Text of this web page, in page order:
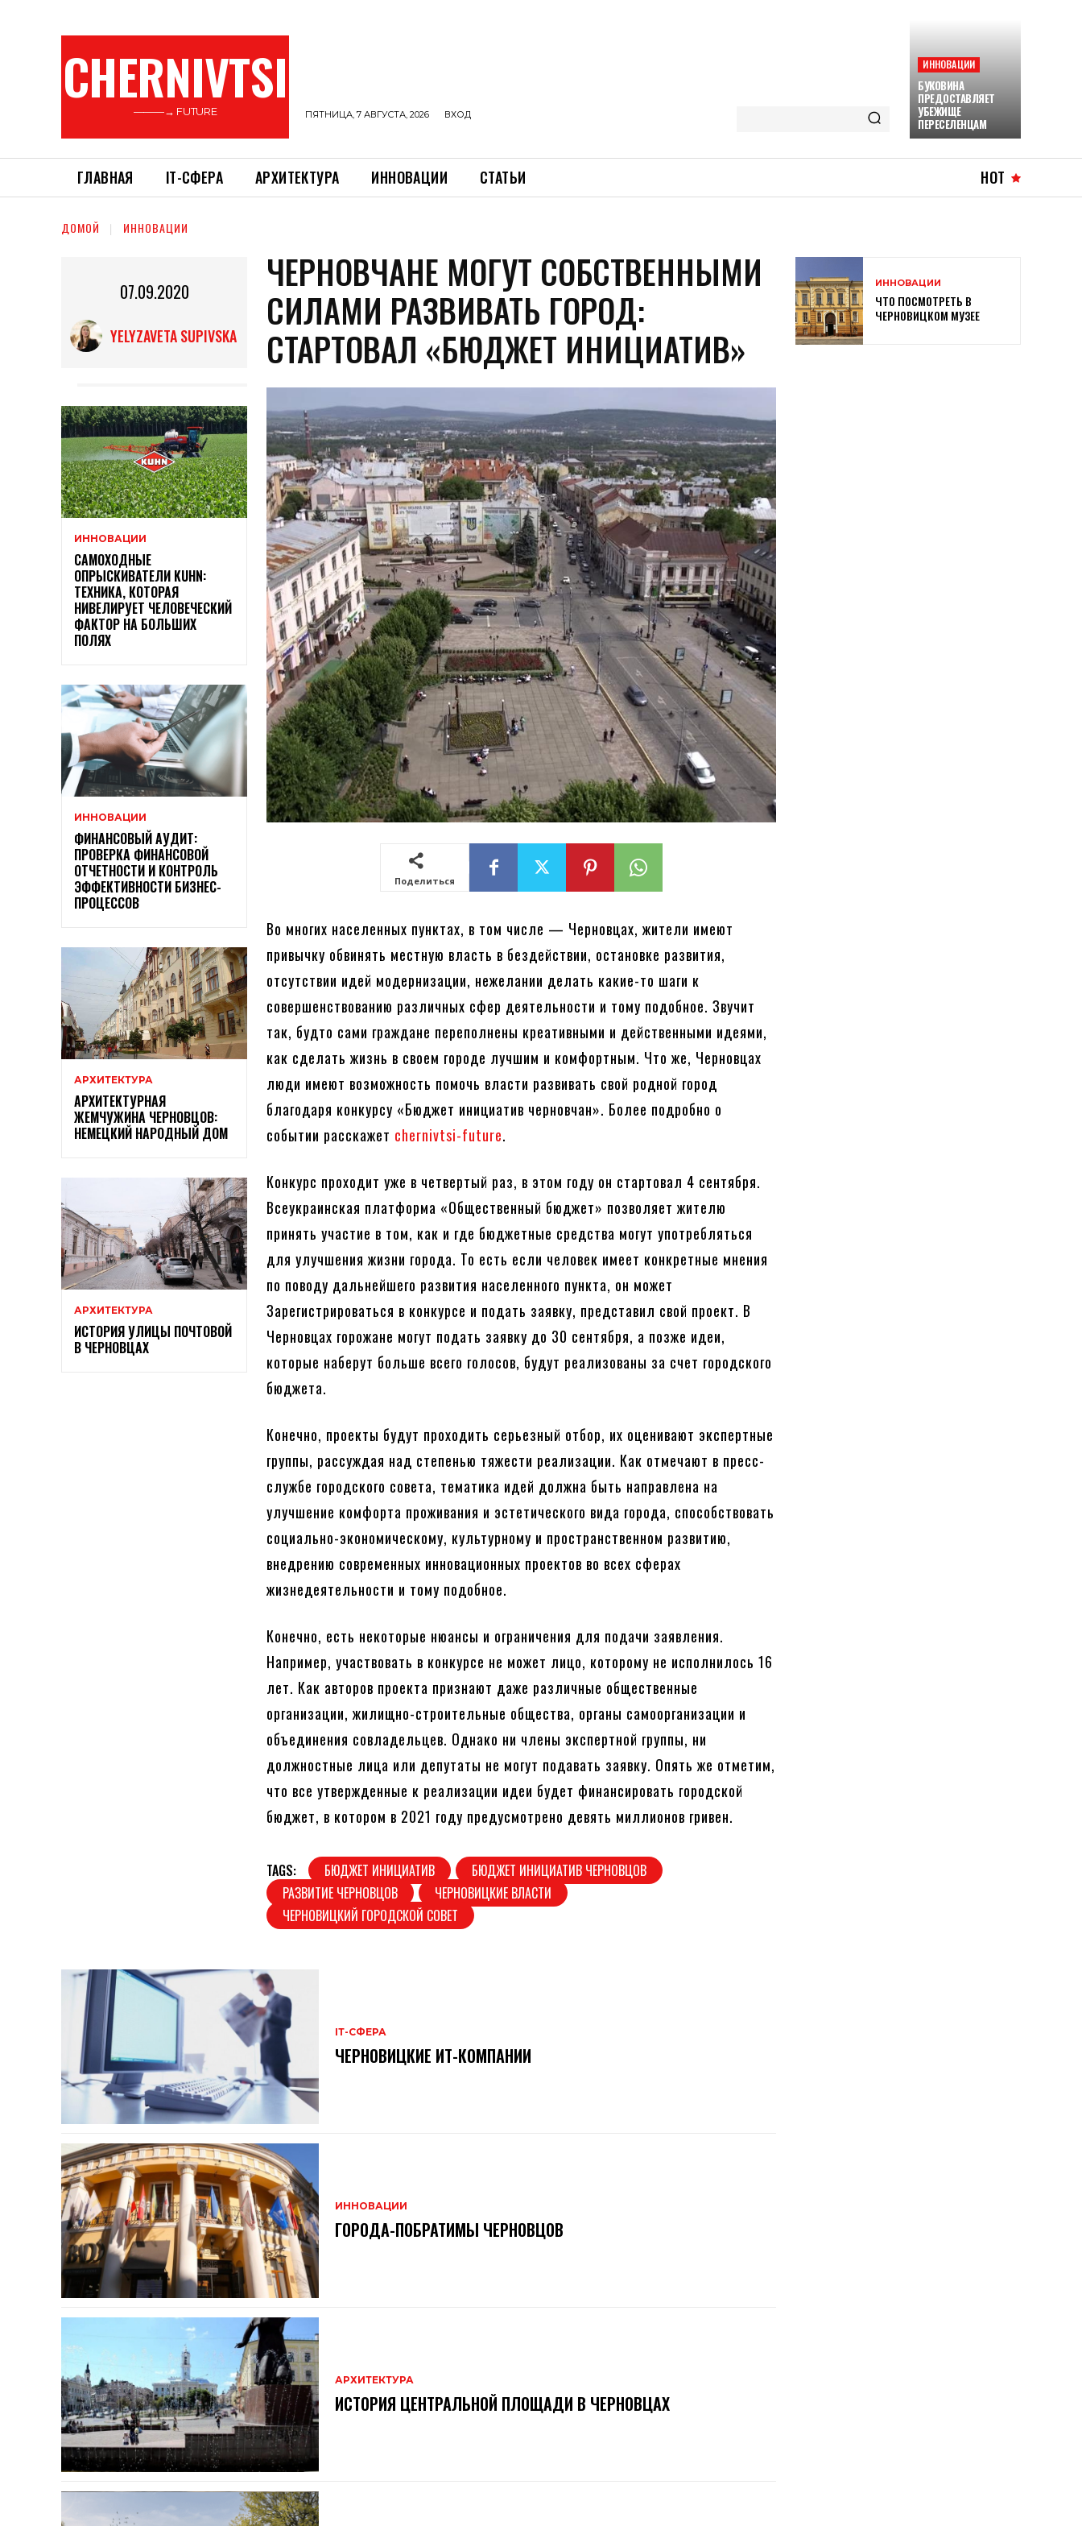
CHERNIVTSI
———→ FUTURE ПЯТНИЦА, 7 АВГУСТА, 2026 ВХОД
ИННОВАЦИИ
БУКОВИНА
ПРЕДОСТАВЛЯЕТ
УБЕЖИЩЕ
ПЕРЕСЕЛЕНЦАМ
ГЛАВНАЯ ІТ-СФЕРА АРХИТЕКТУРА ИННОВАЦИИ СТАТЬИ HOT
ДОМОЙ ИННОВАЦИИ
07.09.2020
YELYZAVETA SUPIVSKA
ИННОВАЦИИ
САМОХОДНЫЕ
ОПРЫСКИВАТЕЛИ KUHN:
ТЕХНИКА, КОТОРАЯ
НИВЕЛИРУЕТ ЧЕЛОВЕЧЕСКИЙ
ФАКТОР НА БОЛЬШИХ
ПОЛЯХ
ИННОВАЦИИ
ФИНАНСОВЫЙ АУДИТ:
ПРОВЕРКА ФИНАНСОВОЙ
ОТЧЕТНОСТИ И КОНТРОЛЬ
ЭФФЕКТИВНОСТИ БИЗНЕС-
ПРОЦЕССОВ
АРХИТЕКТУРА
АРХИТЕКТУРНАЯ
ЖЕМЧУЖИНА ЧЕРНОВЦОВ:
НЕМЕЦКИЙ НАРОДНЫЙ ДОМ
АРХИТЕКТУРА
ИСТОРИЯ УЛИЦЫ ПОЧТОВОЙ
В ЧЕРНОВЦАХ
ЧЕРНОВЧАНЕ МОГУТ СОБСТВЕННЫМИ
СИЛАМИ РАЗВИВАТЬ ГОРОД:
СТАРТОВАЛ «БЮДЖЕТ ИНИЦИАТИВ»
Поделиться
Во многих населенных пунктах, в том числе — Черновцах, жители имеют
привычку обвинять местную власть в бездействии, остановке развития,
отсутствии идей модернизации, нежелании делать какие-то шаги к
совершенствованию различных сфер деятельности и тому подобное. Звучит
так, будто сами граждане переполнены креативными и действенными идеями,
как сделать жизнь в своем городе лучшим и комфортным. Что же, Черновцах
люди имеют возможность помочь власти развивать свой родной город
благодаря конкурсу «Бюджет инициатив черновчан». Более подробно о
событии расскажет chernivtsi-future.
Конкурс проходит уже в четвертый раз, в этом году он стартовал 4 сентября.
Всеукраинская платформа «Общественный бюджет» позволяет жителю
принять участие в том, как и где бюджетные средства могут употребляться
для улучшения жизни города. То есть если человек имеет конкретные мнения
по поводу дальнейшего развития населенного пункта, он может
Зарегистрироваться в конкурсе и подать заявку, представил свой проект. В
Черновцах горожане могут подать заявку до 30 сентября, а позже идеи,
которые наберут больше всего голосов, будут реализованы за счет городского
бюджета.
Конечно, проекты будут проходить серьезный отбор, их оценивают экспертные
группы, рассуждая над степенью тяжести реализации. Как отмечают в пресс-
службе городского совета, тематика идей должна быть направлена ​​на
улучшение комфорта проживания и эстетического вида города, способствовать
социально-экономическому, культурному и пространственном развитию,
внедрению современных инновационных проектов во всех сферах
жизнедеятельности и тому подобное.
Конечно, есть некоторые нюансы и ограничения для подачи заявления.
Например, участвовать в конкурсе не может лицо, которому не исполнилось 16
лет. Как авторов проекта признают даже различные общественные
организации, жилищно-строительные общества, органы самоорганизации и
объединения совладельцев. Однако ни члены экспертной группы, ни
должностные лица или депутаты не могут подавать заявку. Опять же отметим,
что все утвержденные к реализации идеи будет финансировать городской
бюджет, в котором в 2021 году предусмотрено девять миллионов гривен.
TAGS: БЮДЖЕТ ИНИЦИАТИВ
БЮДЖЕТ ИНИЦИАТИВ ЧЕРНОВЦОВ
РАЗВИТИЕ ЧЕРНОВЦОВ
ЧЕРНОВИЦКИЕ ВЛАСТИ
ЧЕРНОВИЦКИЙ ГОРОДСКОЙ СОВЕТ
ІТ-СФЕРА
ЧЕРНОВИЦКИЕ ИТ-КОМПАНИИ
ИННОВАЦИИ
ГОРОДА-ПОБРАТИМЫ ЧЕРНОВЦОВ
АРХИТЕКТУРА
ИСТОРИЯ ЦЕНТРАЛЬНОЙ ПЛОЩАДИ В ЧЕРНОВЦАХ
ИННОВАЦИИ
ЧТО ПОСМОТРЕТЬ В
ЧЕРНОВИЦКОМ МУЗЕЕ